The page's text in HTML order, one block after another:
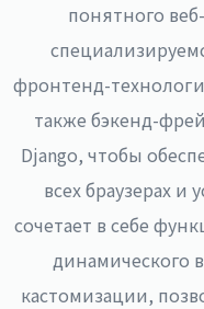
понятного
фронтенд-
также бэкенд-
Django, чтобы
всех браузерах и
сочетает в себе
динамического
кастомизации,